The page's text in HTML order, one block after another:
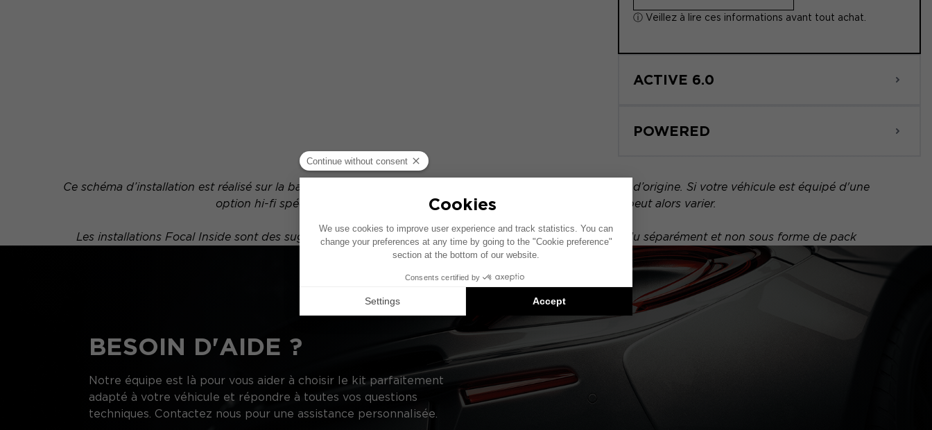
ⓘ Veillez à lire ces informations avant tout achat.
ACTIVE 6.0
POWERED
Ce schéma d’installation est réalisé sur la base d’un véhicule comprenant un système audio constructeur d’origine. Si votre véhicule est équipé d'une
option hi-fi spécifique, le placement des éléments présentés sur ce schéma peut alors varier.
Les installations Focal Inside sont des suggestions de produits compatibles : chaque élément est vendu séparément et non sous forme de pack
BESOIN D'AIDE ?
Notre équipe est là pour vous aider à choisir le kit parfaitement
adapté à votre véhicule et répondre à toutes vos questions
techniques. Contactez nous pour une assistance personnalisée.